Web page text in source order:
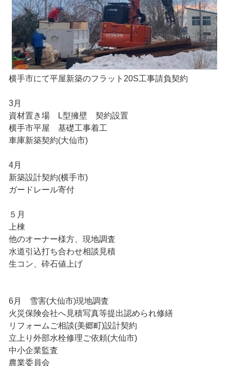
横手市にて平屋新築のフラット20S工事請負契約
3月
資材置き場 L型擁壁 契約設置
横手市平屋 基礎工事着工
車庫新築契約(大仙市)
4月
新築設計契約(横手市)
ガードレール寄付
５月
上棟
他のオーナー様方、現地調査
水道引込打ち合わせ相談見積
生コン、砕石値上げ
6月 雪害(大仙市)現地調査
火災保険会社へ見積写真等提出認められ修繕
リフォームご相談(美郷町)設計契約
立上り外部水栓修理ご依頼(大仙市)
中小企業監査
農業委員会